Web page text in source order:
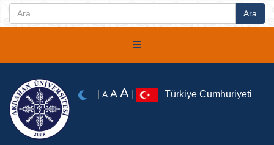
A A A Türkiye Cumhuriyeti